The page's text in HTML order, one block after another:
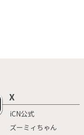
X
iCN公式
ズーミィちゃん